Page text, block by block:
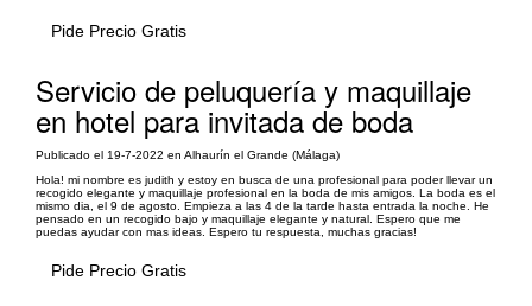
Pide Precio Gratis
Servicio de peluquería y maquillaje
en hotel para invitada de boda
Publicado el 19-7-2022 en Alhaurín el Grande (Málaga)
Hola! mi nombre es judith y estoy en busca de una profesional para poder llevar un
recogido elegante y maquillaje profesional en la boda de mis amigos. La boda es el
mismo dia, el 9 de agosto. Empieza a las 4 de la tarde hasta entrada la noche. He
pensado en un recogido bajo y maquillaje elegante y natural. Espero que me
puedas ayudar con mas ideas. Espero tu respuesta, muchas gracias!
Pide Precio Gratis